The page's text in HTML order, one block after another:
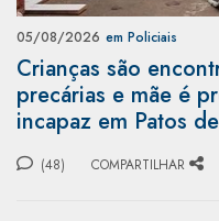
05/08/2026 em Policiais
Crianças são
precárias e mãe é
incapaz em Patos
(48) COMPARTILHAR